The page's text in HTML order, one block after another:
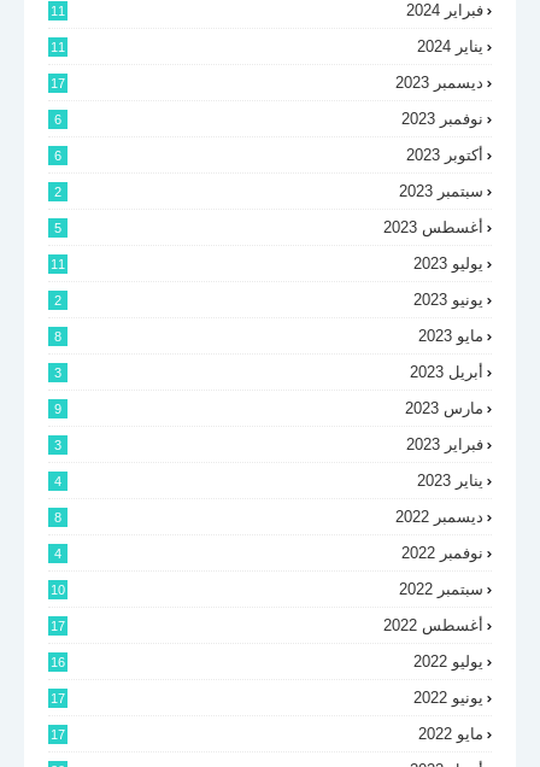
فبراير 2024 11
يناير 2024 11
ديسمبر 2023 17
نوفمبر 2023 6
أكتوبر 2023 6
سبتمبر 2023 2
أغسطس 2023 5
يوليو 2023 11
يونيو 2023 2
مايو 2023 8
أبريل 2023 3
مارس 2023 9
فبراير 2023 3
يناير 2023 4
ديسمبر 2022 8
نوفمبر 2022 4
سبتمبر 2022 10
أغسطس 2022 17
يوليو 2022 16
يونيو 2022 17
مايو 2022 17